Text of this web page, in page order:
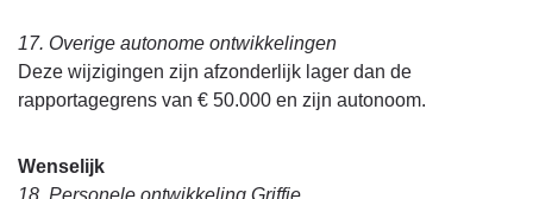
17. Overige autonome ontwikkelingen
Deze wijzigingen zijn afzonderlijk lager dan de
rapportagegrens van € 50.000 en zijn autonoom.
Wenselijk